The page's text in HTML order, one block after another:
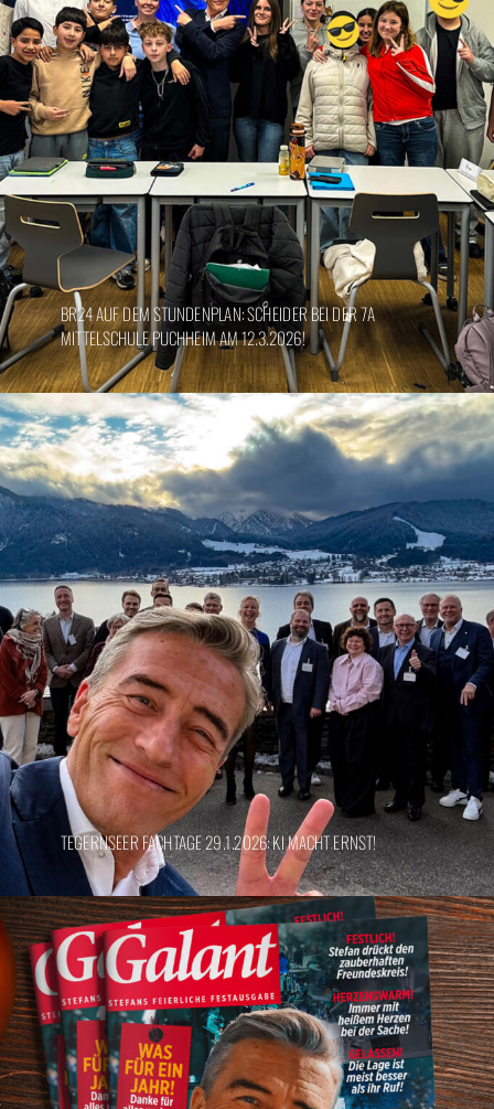
BR24 AUF DEM STUNDENPLAN: SCHEIDER BEI DER 7A
MITTELSCHULE PUCHHEIM AM 12.3.2026!
TEGERNSEER FACHTAGE 29.1.2026: KI MACHT ERNST!